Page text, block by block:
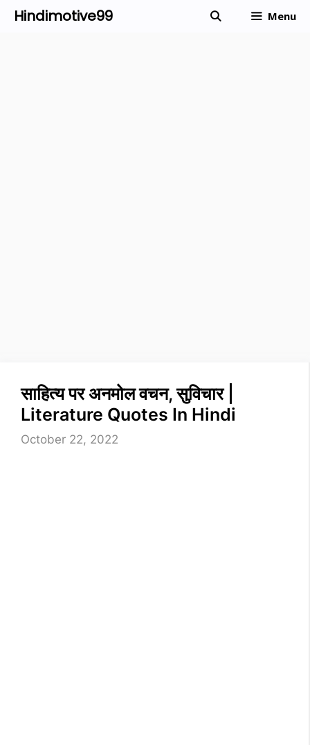
SkipHindimotive99 Menu
साहित्य पर अनमोल वचन, सुविचार |
Literature Quotes In Hindi
October 22, 2022